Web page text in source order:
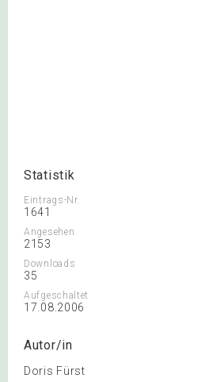
Statistik
Eintrags-Nr.
1641
Angesehen
2153
Downloads
35
Aufgeschaltet
17.08.2006
Autor/in
Doris Fürst